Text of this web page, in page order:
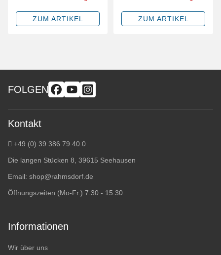
ZUM ARTIKEL ZUM ARTIKEL
FOLGEN
Kontakt
+49 (0) 39 386 79 40 0
Die langen Stücken 8, 39615 Seehausen
Email: shop@rahmsdorf.de
Öffnungszeiten (Mo-Fr.) 7:30 - 15:30
Informationen
Wir über uns